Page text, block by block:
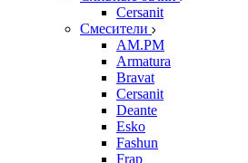
Cersanit
Смесители
AM.PM
Armatura
Bravat
Cersanit
Deante
Esko
Fashun
Frap